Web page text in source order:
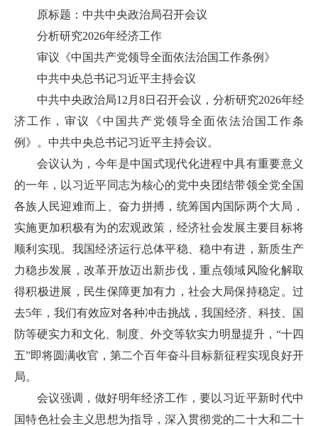
原标题：中共中央政治局召开会议
分析研究2026年经济工作
审议《中国共产党领导全面依法治国工作条例》
中共中央总书记习近平主持会议
中共中央政治局12月8日召开会议，分析研究2026年经
济工作，审议《中国共产党领导全面依法治国工作条
例》。中共中央总书记习近平主持会议。
会议认为，今年是中国式现代化进程中具有重要意义
的一年，以习近平同志为核心的党中央团结带领全党全国
各族人民迎难而上、奋力拼搏，统筹国内国际两个大局，
实施更加积极有为的宏观政策，经济社会发展主要目标将
顺利实现。我国经济运行总体平稳、稳中有进，新质生产
力稳步发展，改革开放迈出新步伐，重点领域风险化解取
得积极进展，民生保障更加有力，社会大局保持稳定。过
去5年，我们有效应对各种冲击挑战，我国经济、科技、国
防等硬实力和文化、制度、外交等软实力明显提升，“十四
五”即将圆满收官，第二个百年奋斗目标新征程实现良好开
局。
会议强调，做好明年经济工作，要以习近平新时代中
国特色社会主义思想为指导，深入贯彻党的二十大和二十